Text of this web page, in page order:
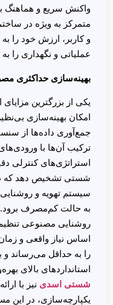
واکنش سریع و هماهنگ
متمرکز به ویژه در
و کاربر، ارزش خود را
عملیاتی و نگهداری
بهینه‌سازی حداکثری
جمع‌آوری داده‌ها از
ترکیب آن‌ها با
استراتژی‌های کنترلی
شستی تشخیص دهد که
سیستم تهویه و
به حالت کم‌مصرف
روشنایی مصنوعی
اساس نیاز واقعی و
را به حداقل می‌رساند
استانداردهای بالای
شستی اسدی نیز با
یکپارچه‌سازی، در این